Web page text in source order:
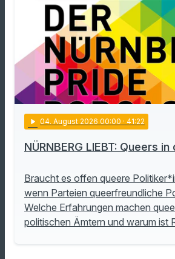
play_arrow 04. August 2026 00:00 · 41:22
NÜRNBERG LIEBT: Queers
Braucht es offen queere
wenn Parteien queerfreundliche
Welche Erfahrungen machen
politischen Ämtern und warum ist